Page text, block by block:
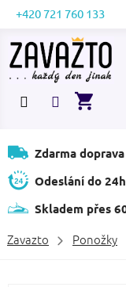
Přejít
obsah
+420 721 760 133
Zdarma
Odeslání do 24h
Skladem přes
Zavazto Ponožky